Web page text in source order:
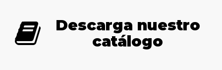
Descarga nuestro
catálogo